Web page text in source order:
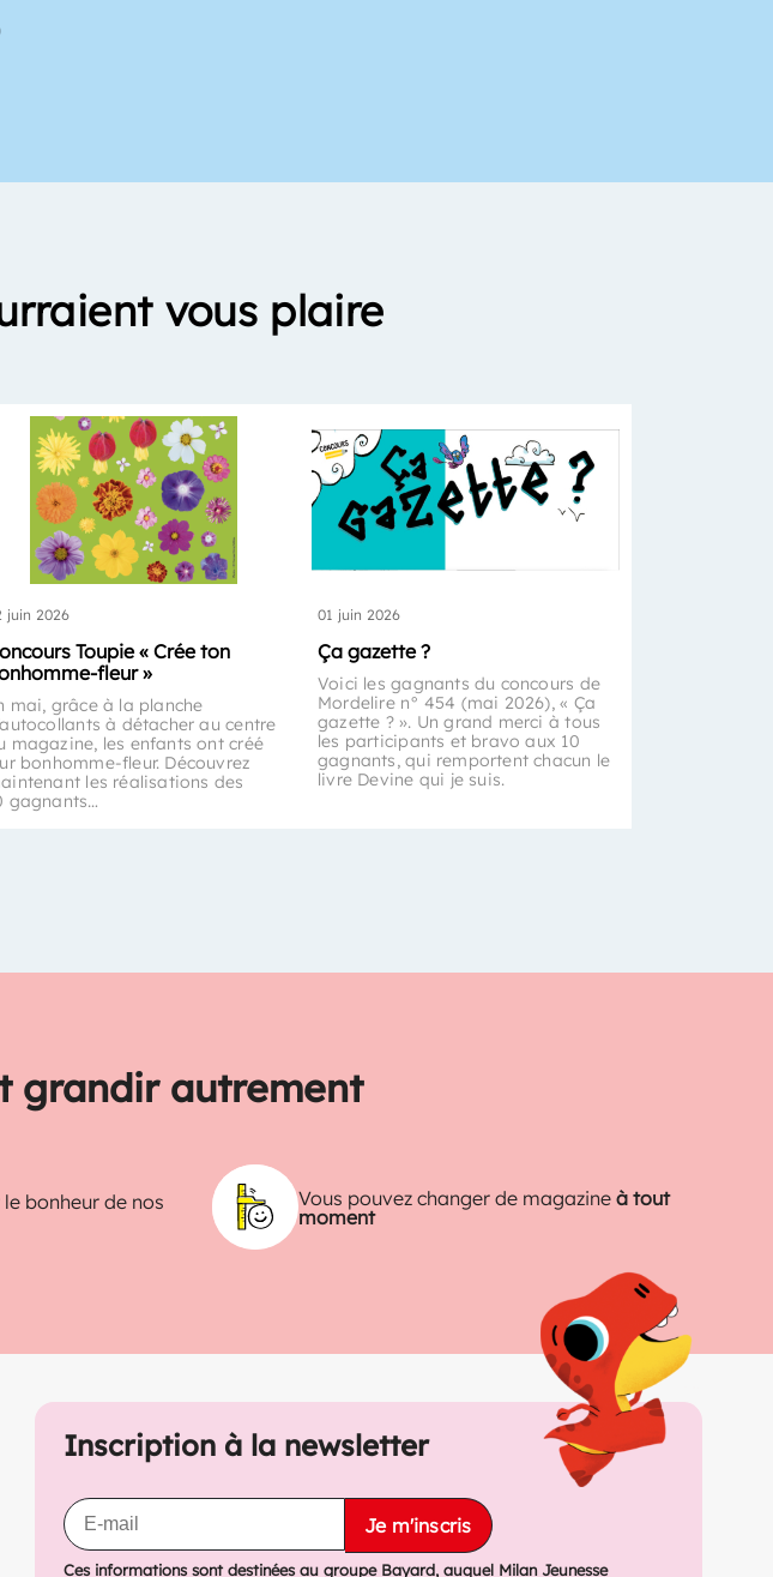
vous plaire
juin 2026
Toupie « Crée ton
fleur »
mai, grâce à la planche
à détacher au centre
magazine, les enfants ont créé
bonhomme-fleur. Découvrez
les réalisations des
gagnants…
01 juin 2026
Ça gazette ?
Voici les gagnants du concours de
Mordelire n° 454 (mai 2026), « Ça
gazette ? ». Un grand merci à tous
les participants et bravo aux 10
gagnants, qui remportent chacun le
livre Devine qui je suis.
grandir autrement
bonheur de nos
Vous pouvez changer de magazine à tout
moment
Inscription à la newsletter
Je m'inscris
Ces informations sont destinées au groupe Bayard, auquel Milan Jeunesse